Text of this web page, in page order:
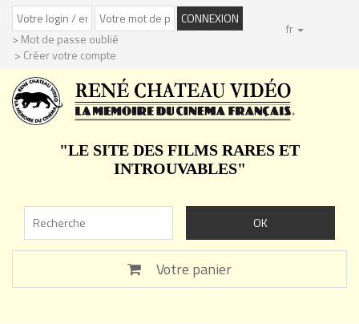
> Mot de passe oublié
> Créer votre compte
fr
"LE SITE DES FILMS RARES ET
INTROUVABLES"
Votre panier